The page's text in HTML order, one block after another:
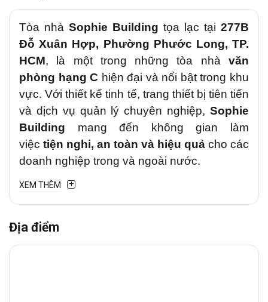
Tòa nhà Sophie Building tọa lạc tại 277B
Đỗ Xuân Hợp, Phường Phước Long, TP.
HCM, là một trong những tòa nhà văn
phòng hạng C hiện đại và nổi bật trong khu
vực.Với thiết kế tinh tế, trang thiết bị tiên tiến
và dịch vụ quản lý chuyên nghiệp, Sophie
Building mang đến không gian làm
việc tiện nghi, an toàn và hiệu quả cho các
doanh nghiệp trong và ngoài nước.
1. Vị trí chiến lược
Xuân Hợp
XEM THÊM
Địa điểm